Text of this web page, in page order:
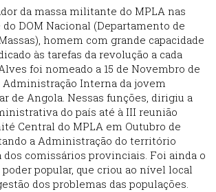
da massa militante do MPLA nas
DOM Nacional (Departamento de
homem com grande capacidade
às tarefas da revolução a cada
foi nomeado a 15 de Novembro de
Administração Interna da jovem
de Angola. Nessas funções, dirigiu a
do país até à III reunião
Central do MPLA em Outubro de
a Administração do território
dos comissários provinciais. Foi ainda o
popular, que criou ao nível local
dos problemas das populações.